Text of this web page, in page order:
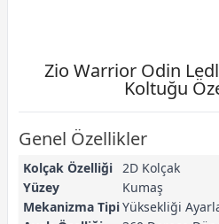
Zio Warrior Odin
Koltuğu
Genel Özellikler
Kolçak Özelliği 2D Kolçak
Yüzey
Kumaş
Mekanizma TipiYüksekliği